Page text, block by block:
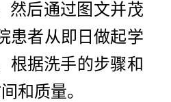
然后通过图文并茂
患者从即日做起学
根据洗手的步骤和
和质量。